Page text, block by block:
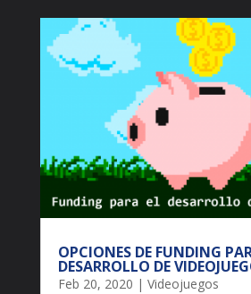
OPCIONES DE FUNDING
DESARROLLO DE
Feb 20, 2020 | Videojuegos